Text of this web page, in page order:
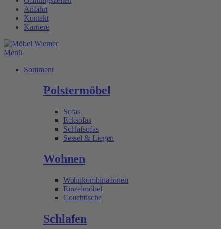
Anfahrt
Kontakt
Karriere
Menü
Sortiment
Polstermöbel
Sofas
Ecksofas
Schlafsofas
Sessel & Liegen
Wohnen
Wohnkombinationen
Einzelmöbel
Couchtische
Schlafen